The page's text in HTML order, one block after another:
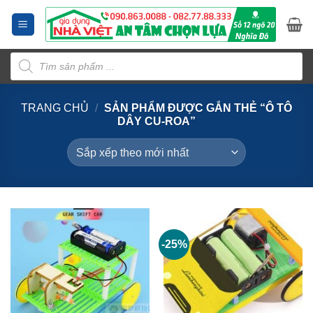
dung
Tìm
kiếm
sản
phẩm
TRANG CHỦ / SẢN PHẨM ĐƯỢC GẮN THẺ “Ô TÔ
DÂY CU-ROA”
-25%